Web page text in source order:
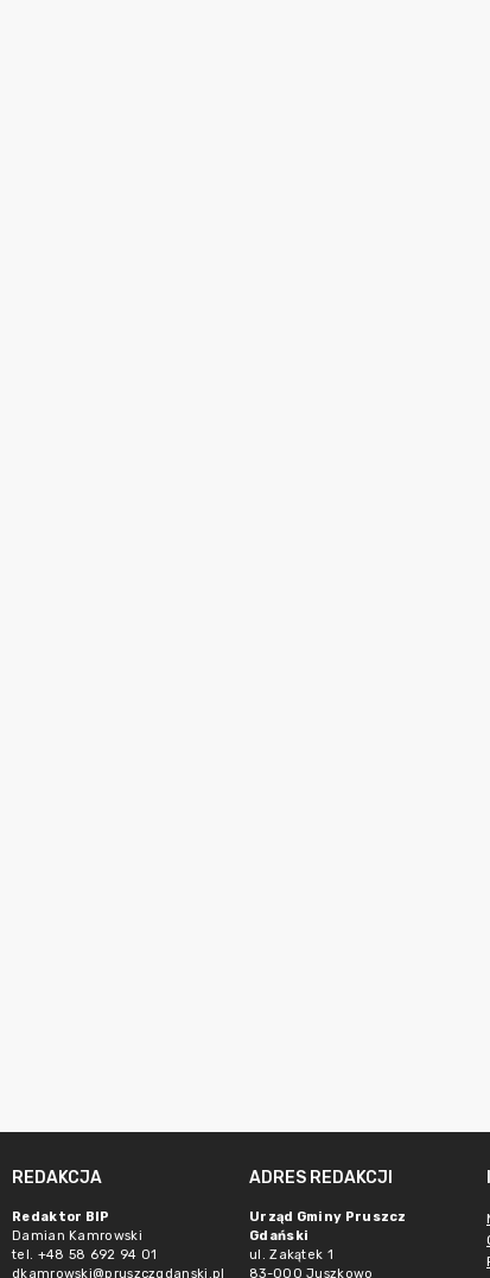
REDAKCJA
Redaktor BIP
Damian Kamrowski
tel. +48 58 692 94 01
dkamrowski@pruszczgdanski.pl
ADRES REDAKCJI
Urząd Gminy Pruszcz
Gdański
ul. Zakątek 1
83-000 Juszkowo